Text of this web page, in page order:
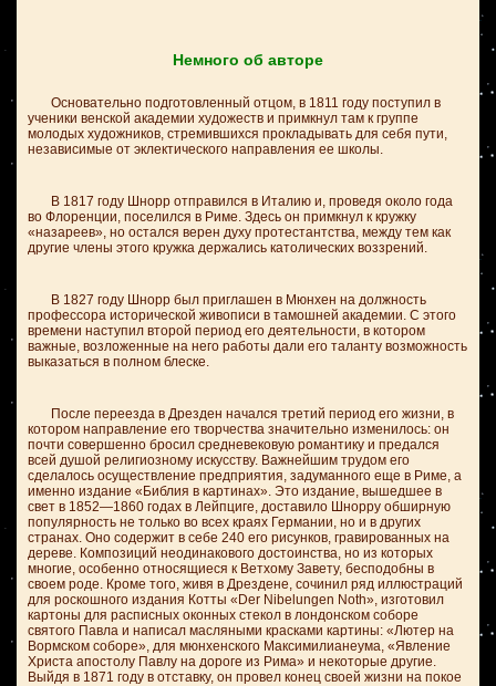
Немного об авторе
Основательно подготовленный отцом, в 1811 году поступил в
ученики венской академии художеств и примкнул там к группе
молодых художников, стремившихся прокладывать для себя пути,
независимые от эклектического направления ее школы.
В 1817 году Шнорр отправился в Италию и, проведя около года
во Флоренции, поселился в Риме. Здесь он примкнул к кружку
«назареев», но остался верен духу протестантства, между тем как
другие члены этого кружка держались католических воззрений.
В 1827 году Шнорр был приглашен в Мюнхен на должность
профессора исторической живописи в тамошней академии. С этого
времени наступил второй период его деятельности, в котором
важные, возложенные на него работы дали его таланту возможность
выказаться в полном блеске.
После переезда в Дрезден начался третий период его жизни, в
котором направление его творчества значительно изменилось: он
почти совершенно бросил средневековую романтику и предался
всей душой религиозному искусству. Важнейшим трудом его
сделалось осуществление предприятия, задуманного еще в Риме, а
именно издание «Библия в картинах». Это издание, вышедшее в
свет в 1852—1860 годах в Лейпциге, доставило Шнорру обширную
популярность не только во всех краях Германии, но и в других
странах. Оно содержит в себе 240 его рисунков, гравированных на
дереве. Композиций неодинакового достоинства, но из которых
многие, особенно относящиеся к Ветхому Завету, бесподобны в
своем роде. Кроме того, живя в Дрездене, сочинил ряд иллюстраций
для роскошного издания Котты «Der Nibelungen Noth», изготовил
картоны для расписных оконных стекол в лондонском соборе
святого Павла и написал масляными красками картины: «Лютер на
Вормском соборе», для мюнхенского Максимилианеума, «Явление
Христа апостолу Павлу на дороге из Рима» и некоторые другие.
Выйдя в 1871 году в отставку, он провел конец своей жизни на покое